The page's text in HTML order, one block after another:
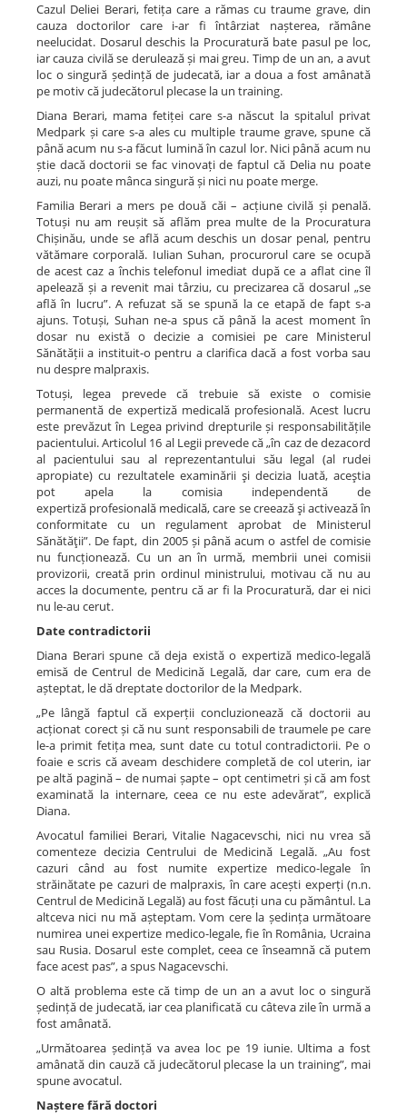
Cazul Deliei Berari, fetița care a rămas cu traume grave, din
cauza doctorilor care i-ar fi întârziat nașterea, rămâne
neelucidat. Dosarul deschis la Procuratură bate pasul pe loc,
iar cauza civilă se derulează și mai greu. Timp de un an, a avut
loc o singură ședință de judecată, iar a doua a fost amânată
pe motiv că judecătorul plecase la un training.
Diana Berari, mama fetiței care s-a născut la spitalul privat
Medpark și care s-a ales cu multiple traume grave, spune că
până acum nu s-a făcut lumină în cazul lor. Nici până acum nu
știe dacă doctorii se fac vinovați de faptul că Delia nu poate
auzi, nu poate mânca singură și nici nu poate merge.
Familia Berari a mers pe două căi – acțiune civilă și penală.
Totuși nu am reușit să aflăm prea multe de la Procuratura
Chișinău, unde se află acum deschis un dosar penal, pentru
vătămare corporală. Iulian Suhan, procurorul care se ocupă
de acest caz a închis telefonul imediat după ce a aflat cine îl
apelează și a revenit mai târziu, cu precizarea că dosarul „se
află în lucru”. A refuzat să se spună la ce etapă de fapt s-a
ajuns. Totuși, Suhan ne-a spus că până la acest moment în
dosar nu există o decizie a comisiei pe care Ministerul
Sănătății a instituit-o pentru a clarifica dacă a fost vorba sau
nu despre malpraxis.
Totuși, legea prevede că trebuie să existe o comisie
permanentă de expertiză medicală profesională. Acest lucru
este prevăzut în Legea privind drepturile și responsabilitățile
pacientului. Articolul 16 al Legii prevede că „în caz de dezacord
al pacientului sau al reprezentantului său legal (al rudei
apropiate) cu rezultatele examinării şi decizia luată, aceştia
pot apela la comisia independentă de
expertiză profesională medicală, care se creează şi activează în
conformitate cu un regulament aprobat de Ministerul
Sănătăţii”. De fapt, din 2005 și până acum o astfel de comisie
nu funcționează. Cu un an în urmă, membrii unei comisii
provizorii, creată prin ordinul ministrului, motivau că nu au
acces la documente, pentru că ar fi la Procuratură, dar ei nici
nu le-au cerut.
Date contradictorii
Diana Berari spune că deja există o expertiză medico-legală
emisă de Centrul de Medicină Legală, dar care, cum era de
așteptat, le dă dreptate doctorilor de la Medpark.
„Pe lângă faptul că experții concluzionează că doctorii au
acționat corect și că nu sunt responsabili de traumele pe care
le-a primit fetița mea, sunt date cu totul contradictorii. Pe o
foaie e scris că aveam deschidere completă de col uterin, iar
pe altă pagină – de numai șapte – opt centimetri și că am fost
examinată la internare, ceea ce nu este adevărat”, explică
Diana.
Avocatul familiei Berari, Vitalie Nagacevschi, nici nu vrea să
comenteze decizia Centrului de Medicină Legală. „Au fost
cazuri când au fost numite expertize medico-legale în
străinătate pe cazuri de malpraxis, în care acești experți (n.n.
Centrul de Medicină Legală) au fost făcuți una cu pământul. La
altceva nici nu mă așteptam. Vom cere la ședința următoare
numirea unei expertize medico-legale, fie în România, Ucraina
sau Rusia. Dosarul este complet, ceea ce înseamnă că putem
face acest pas”, a spus Nagacevschi.
O altă problema este că timp de un an a avut loc o singură
ședință de judecată, iar cea planificată cu câteva zile în urmă a
fost amânată.
„Următoarea ședință va avea loc pe 19 iunie. Ultima a fost
amânată din cauză că judecătorul plecase la un training”, mai
spune avocatul.
Naștere fără doctori